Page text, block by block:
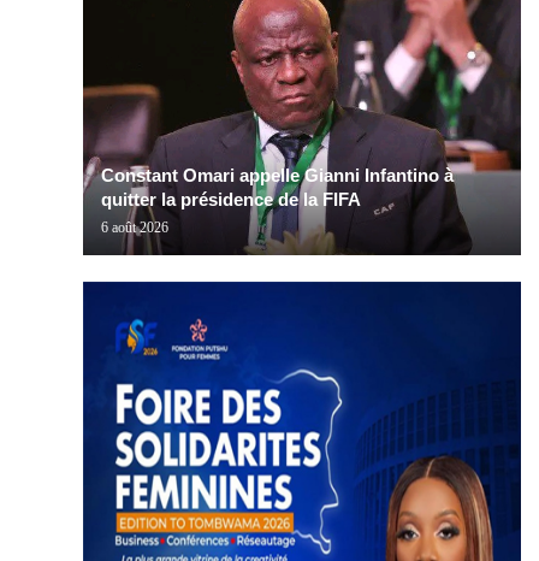
Constant Omari appelle Gianni Infantino à
quitter la présidence de la FIFA
6 août 2026